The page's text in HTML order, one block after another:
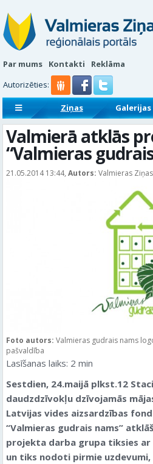
Par mums Kontakti
Reklāma
Autorizēties:
Ziņas Galerijas
Sludinājumi
Reklāmraksti
Valmierā atklās
“Valmieras
21.05.2014 13:44, Autors: Valmieras Ziņas
Foto autors: Valmieras gudrais nams
pašvaldība
Lasīšanas laiks: 2 min
Sestdien, 24.maijā plkst.12
daudzdzīvokļu dzīvojamās
Latvijas vides aizsardzības
“Valmieras gudrais nams”
projekta darba grupa tiksies
un tiks nodoti pirmie